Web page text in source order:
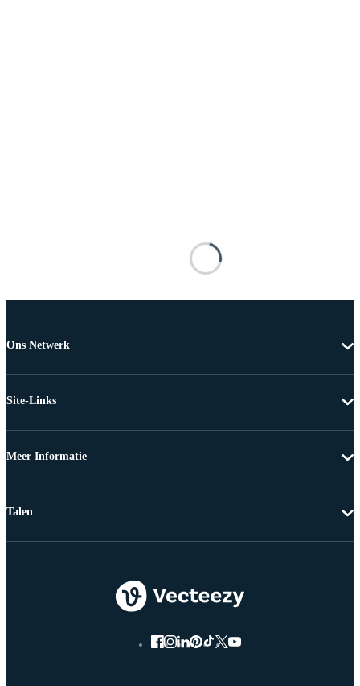
Ons Netwerk
Site-Links
Meer Informatie
Talen